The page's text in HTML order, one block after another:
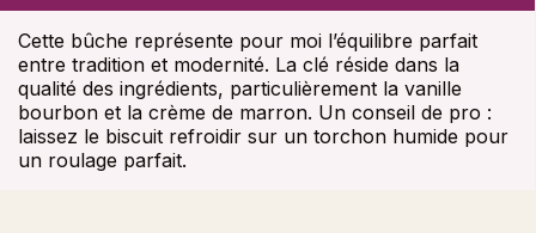
Cette bûche représente pour moi l’équilibre parfait
entre tradition et modernité. La clé réside dans la
qualité des ingrédients, particulièrement la vanille
bourbon et la crème de marron. Un conseil de pro :
laissez le biscuit refroidir sur un torchon humide pour
un roulage parfait.